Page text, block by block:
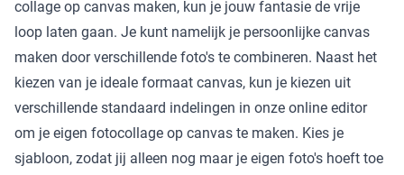
collage op canvas maken, kun je jouw fantasie de vrije
loop laten gaan. Je kunt namelijk je persoonlijke canvas
maken door verschillende foto's te combineren. Naast het
kiezen van je ideale formaat canvas, kun je kiezen uit
verschillende standaard indelingen in onze online editor
om je eigen fotocollage op canvas te maken. Kies je
sjabloon, zodat jij alleen nog maar je eigen foto's hoeft toe